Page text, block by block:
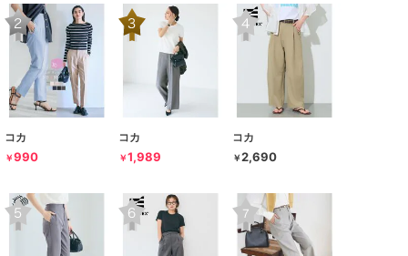
コカ
￥990
コカ
￥1,989
コカ
￥2,690